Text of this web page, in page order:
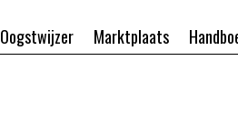
Marktplaats
Oogstwijzer